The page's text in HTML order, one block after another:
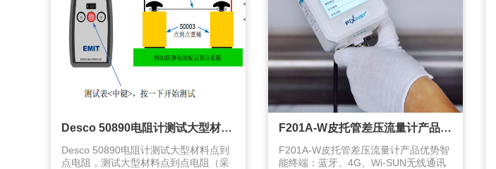
Desco 50890电阻计测试大型材料点到点电阻
Desco 50890电阻计测试大型材料点到
点电阻，测试大型材料点到点电阻（采
F201A-W皮托管差压流量计产品优势
F201A-W皮托管差压流量计产品优势智
能终端：蓝牙、4G、Wi-SUN无线通讯